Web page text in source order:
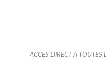
ACCES DIRECT A TOUTES